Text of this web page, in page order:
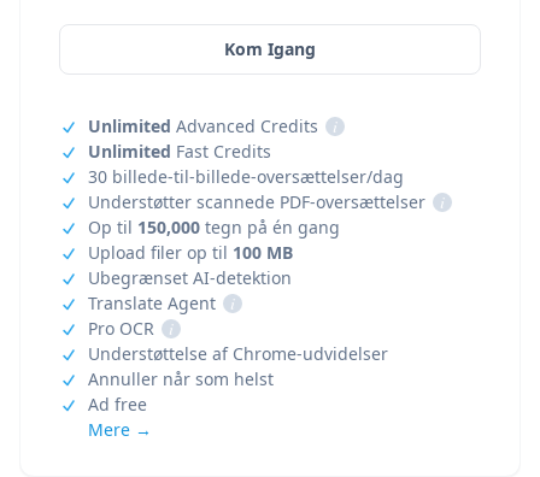
Kom Igang
Unlimited Advanced Credits
i
Unlimited Fast Credits
30 billede-til-billede-oversættelser/dag
Understøtter scannede PDF-oversættelser
i
Op til 150,000 tegn på én gang
Upload filer op til 100 MB
Ubegrænset AI-detektion
Translate Agent
i
Pro OCR
i
Understøttelse af Chrome-udvidelser
Annuller når som helst
Ad free
Mere →